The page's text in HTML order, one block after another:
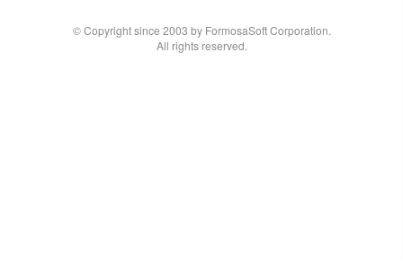
© Copyright since 2003 by FormosaSoft Corporation.
All rights reserved.